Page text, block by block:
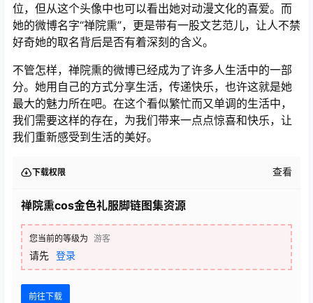
位，但从这个头像中也可以看出她对动漫文化的喜爱。而
她的微博名字“禅院熏”，更是带有一股文艺范儿，让人不禁
好奇她的取名背后是否有着深刻的含义。
不管怎样，禅院熏的微博已经成为了许多人生活中的一部
分。她用自己的方式分享生活，传递快乐，也许这就是她
最大的魅力所在吧。在这个看似繁忙而又单调的生活中，
我们需要这样的存在，为我们带来一点点惊喜和快乐，让
我们重新感受到生活的美好。
下载权限 查看
禅院熏cos金色礼服脚链图集资源
您当前的等级为 游客
请先 登录
前往下载